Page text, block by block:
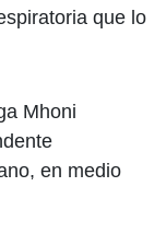
que lo
Mhoni
en medio